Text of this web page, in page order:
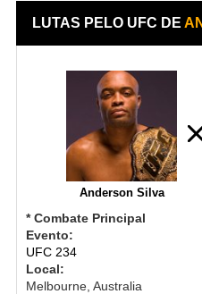
LUTAS PELO UFC DE
Anderson Silva
* Combate Principal
Evento:
UFC 234
Local:
Melbourne, Australia